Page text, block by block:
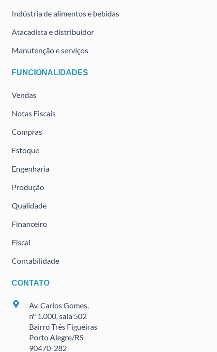
Indústria de alimentos e bebidas
Atacadista e distribuidor
Manutenção e serviços
FUNCIONALIDADES
Vendas
Notas Fiscais
Compras
Estoque
Engenharia
Produção
Qualidade
Financeiro
Fiscal
Contabilidade
CONTATO
Av. Carlos Gomes,
nº 1.000, sala 502
Bairro Três Figueiras
Porto Alegre/RS
90470-282